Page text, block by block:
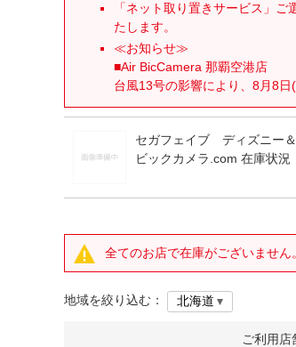
「ネット取り置きサービス」
たします。
≪お知らせ≫
■Air BicCamera 那覇空港店
台風13号の影響により、8月8日
セガフェイブ ディズニー
ビックカメラ.com 在庫状況
全てのお店で在庫がございません
地域を絞り込む：
ご利用店